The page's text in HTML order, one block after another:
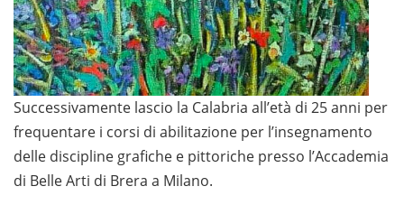
Successivamente lascio la Calabria all’età di 25 anni per
frequentare i corsi di abilitazione per l’insegnamento
delle discipline grafiche e pittoriche presso l’Accademia
di Belle Arti di Brera a Milano.